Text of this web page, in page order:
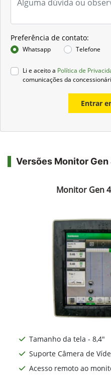
Preferência de contato:
Whatsapp Telefone
Li e aceito a Política de
comunicações da
Entrar
Versões Monitor
Monitor Gen
Tamanho da tela - 8,4"
Suporte Câmera de
Acesso remoto ao